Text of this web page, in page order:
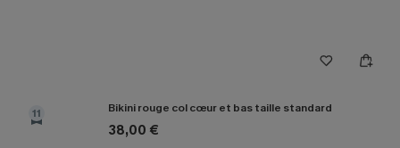
11 Bikini rouge col cœur et bas taille standard
38,00 €